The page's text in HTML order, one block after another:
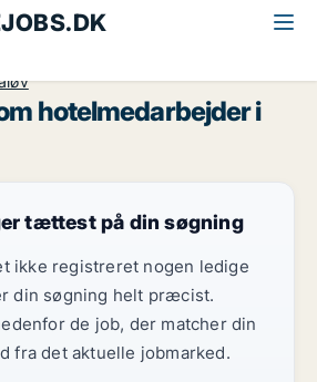
hotelmedarbejder i
tættest på din søgning
ikke registreret nogen ledige
din søgning helt præcist.
de job, der matcher din
fra det aktuelle jobmarked.